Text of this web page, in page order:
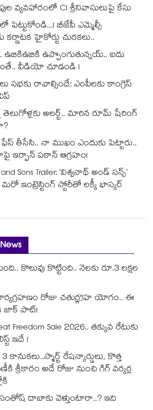
వ్యవహారంలో CI శ్రీనివాసులుపై కేసు
పెట్టుకోండి...! బీజేపీ ఎమ్మెల్సీ
హైకోర్టు చురకలు..
ఉబికిఉబికి ఉప్పొంగుతున్నయ్.. ఐదు
వీడియో చూడండి !
సభకు రావాల్సిందే: ఎంపీలకు కాంగ్రెస్
అలర్ట్.. మారిన రూమ్ షేరింగ్‌
తీసేసి.. నా ముఖం ఎందుకు పెట్టారు..
పఠాన్ ఆగ్రహం!
Sons Trailer: ‘విశ్వనాథ్ అండ్ సన్స్’
మరో ఇంట్రెస్టింగ్ స్టోరీతో లక్కీ భాస్కర్
కొలువు కొట్టింది.. నెలకు రూ.3 లక్షల
రోజు చతుర్గ్రహ యోగం.. ఈ
జాక్ పాట్!
Freedom Sale 2026.. తక్కువ రేటుకు
ఇదే !
3 కానుకలు..స్మార్ట్ రేషన్కార్డులు, కొత్త
శ్రీకారం అదే రోజు నుంచి గిగ్ వర్కర్ల
దాబాకు వెళ్తుంటారా..? ఇది